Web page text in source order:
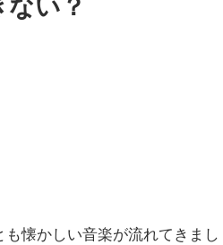
い？
懐かしい音楽が流れてきまし